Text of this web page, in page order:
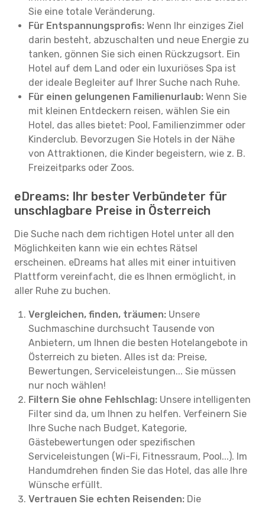
Sie eine totale Veränderung.
Für Entspannungsprofis: Wenn Ihr einziges Ziel
darin besteht, abzuschalten und neue Energie zu
tanken, gönnen Sie sich einen Rückzugsort. Ein
Hotel auf dem Land oder ein luxuriöses Spa ist
der ideale Begleiter auf Ihrer Suche nach Ruhe.
Für einen gelungenen Familienurlaub: Wenn Sie
mit kleinen Entdeckern reisen, wählen Sie ein
Hotel, das alles bietet: Pool, Familienzimmer oder
Kinderclub. Bevorzugen Sie Hotels in der Nähe
von Attraktionen, die Kinder begeistern, wie z. B.
Freizeitparks oder Zoos.
eDreams: Ihr bester Verbündeter für
unschlagbare Preise in Österreich
Die Suche nach dem richtigen Hotel unter all den
Möglichkeiten kann wie ein echtes Rätsel
erscheinen. eDreams hat alles mit einer intuitiven
Plattform vereinfacht, die es Ihnen ermöglicht, in
aller Ruhe zu buchen.
Vergleichen, finden, träumen: Unsere
Suchmaschine durchsucht Tausende von
Anbietern, um Ihnen die besten Hotelangebote in
Österreich zu bieten. Alles ist da: Preise,
Bewertungen, Serviceleistungen... Sie müssen
nur noch wählen!
Filtern Sie ohne Fehlschlag: Unsere intelligenten
Filter sind da, um Ihnen zu helfen. Verfeinern Sie
Ihre Suche nach Budget, Kategorie,
Gästebewertungen oder spezifischen
Serviceleistungen (Wi-Fi, Fitnessraum, Pool...). Im
Handumdrehen finden Sie das Hotel, das alle Ihre
Wünsche erfüllt.
Vertrauen Sie echten Reisenden: Die